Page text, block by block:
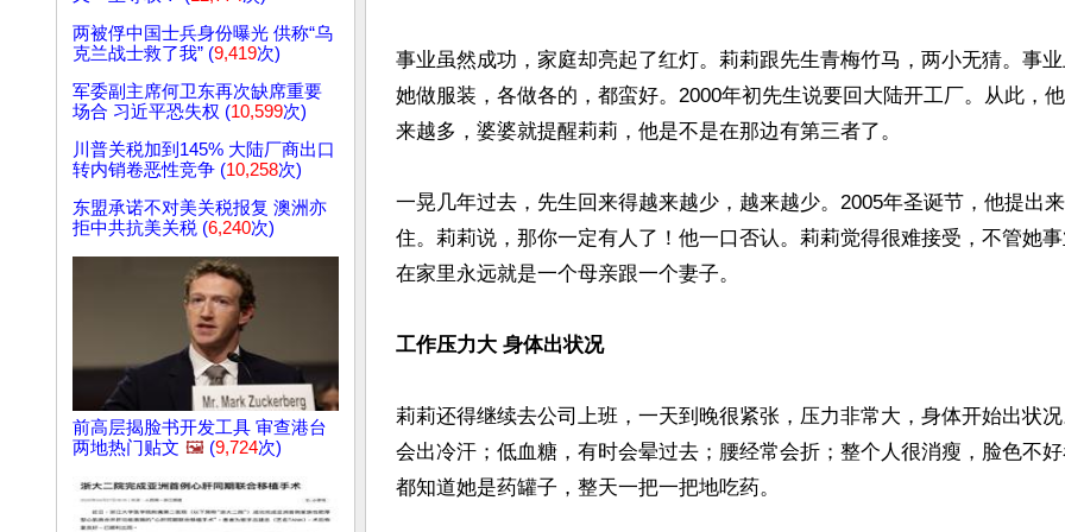
两被俘中国士兵身份曝光 供称“乌
克兰战士救了我” (9,419次)
军委副主席何卫东再次缺席重要
场合 习近平恐失权 (10,599次)
川普关税加到145% 大陆厂商出口
转内销卷恶性竞争 (10,258次)
东盟承诺不对美关税报复 澳洲亦
拒中共抗美关税 (6,240次)
前高层揭脸书开发工具 审查港台
两地热门贴文 🖼️ (9,724次)
事业虽然成功，家庭却亮起了红灯。莉莉跟先生青梅竹马，两小无猜。事
她做服装，各做各的，都蛮好。2000年初先生说要回大陆开工厂。从此，
来越多，婆婆就提醒莉莉，他是不是在那边有第三者了。
一晃几年过去，先生回来得越来越少，越来越少。2005年圣诞节，他提出
住。莉莉说，那你一定有人了！他一口否认。莉莉觉得很难接受，不管她
在家里永远就是一个母亲跟一个妻子。
工作压力大 身体出状况
莉莉还得继续去公司上班，一天到晚很紧张，压力非常大，身体开始出状
会出冷汗；低血糖，有时会晕过去；腰经常会折；整个人很消瘦，脸色不
都知道她是药罐子，整天一把一把地吃药。